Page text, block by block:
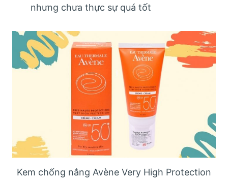
nhưng chưa thực sự quá tốt
Kem chống nắng Avène Very High Protection